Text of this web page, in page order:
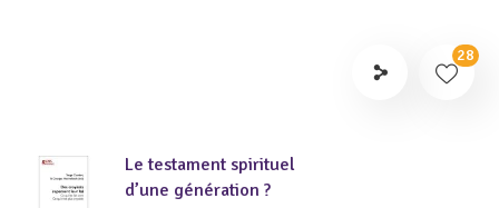
28
Le testament spirituel
d’une génération ?